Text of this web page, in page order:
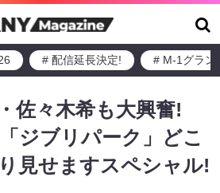
# 配信延長決定! # M-1グラン
佐々木希も大興奮!
ジブリパーク」どこ
見せますスペシャル!